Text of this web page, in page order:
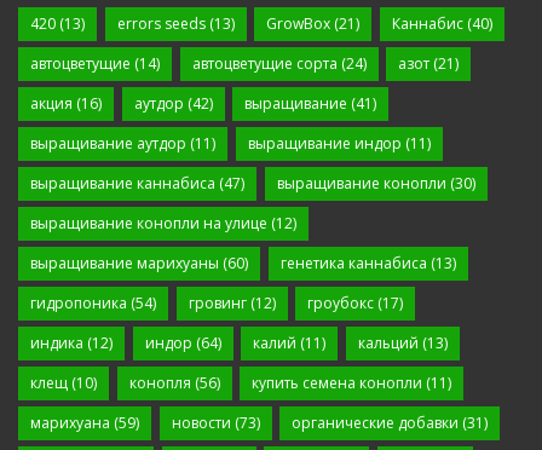
420 (13) errors seeds(13) GrowBox (21) Каннабис(40)
автоцветущие (14) автоцветущие сорта (24) азот (21)
акция (16) аутдор (42) выращивание (41)
выращивание аутдор (11) выращивание индор (11)
выращивание каннабиса (47) выращивание конопли (30)
выращивание конопли на улице (12)
выращивание марихуаны (60) генетика каннабиса (13)
гидропоника (54) гровинг(12) гроубокс (17)
индика (12) индор (64) калий (11) кальций (13)
клещ (10) конопля (56) купить семена конопли (11)
марихуана (59) новости (73) органические добавки (31)